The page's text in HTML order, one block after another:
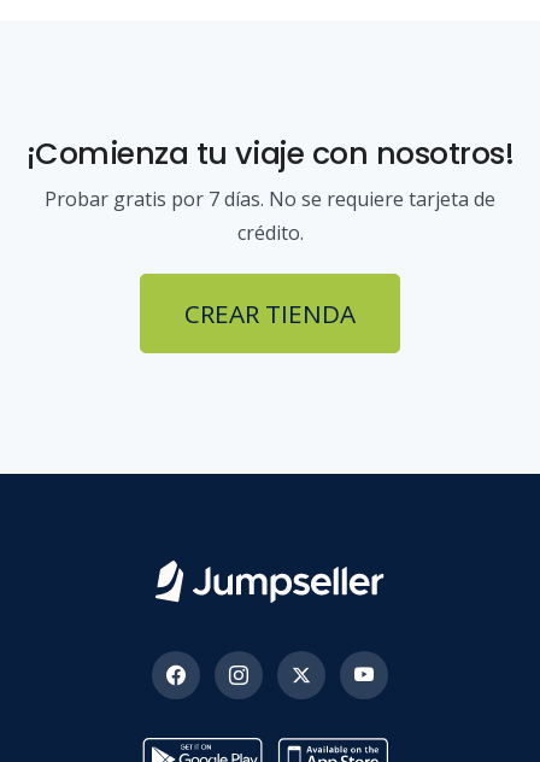
¡Comienza tu viaje con nosotros!
Probar gratis por 7 días. No se requiere tarjeta de
crédito.
CREAR TIENDA